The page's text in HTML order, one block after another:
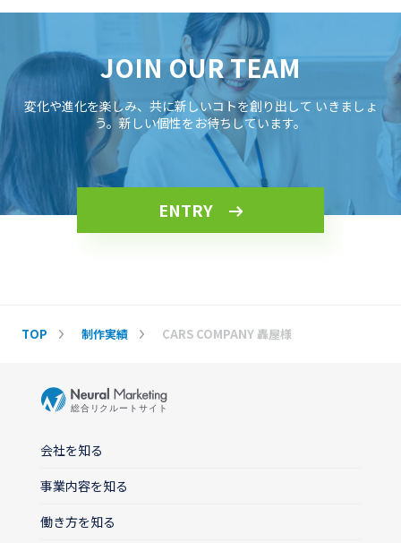
JOIN OUR TEAM
変化や進化を楽しみ、共に新しいコトを創り出して いきましょ
う。新しい個性をお待ちしています。
ENTRY
TOP 制作実績 CARS COMPANY 轟屋様
会社を知る
事業内容を知る
働き方を知る